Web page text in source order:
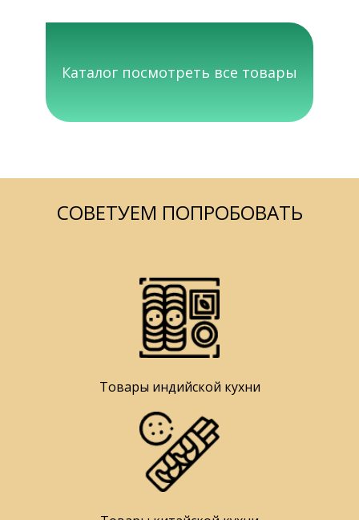
Каталог посмотреть все товары
СОВЕТУЕМ ПОПРОБОВАТЬ
Товары индийской кухни